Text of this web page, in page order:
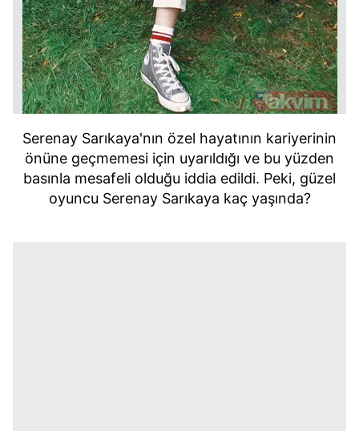
Serenay Sarıkaya'nın özel hayatının kariyerinin
önüne geçmemesi için uyarıldığı ve bu yüzden
basınla mesafeli olduğu iddia edildi. Peki, güzel
oyuncu Serenay Sarıkaya kaç yaşında?